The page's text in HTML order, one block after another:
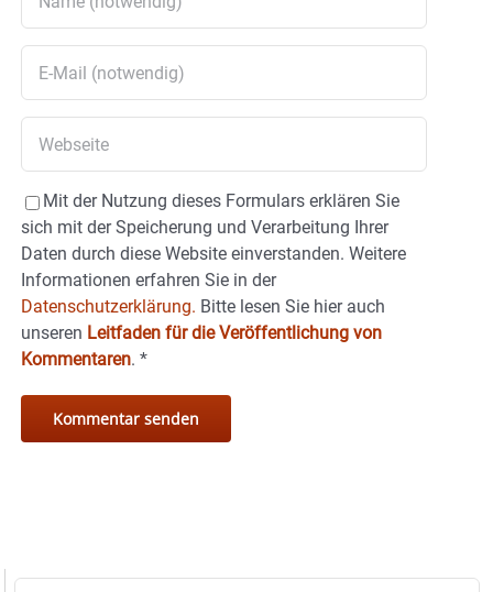
Mit der Nutzung dieses Formulars erklären Sie
sich mit der Speicherung und Verarbeitung Ihrer
Daten durch diese Website einverstanden. Weitere
Informationen erfahren Sie in der
Datenschutzerklärung. Bitte lesen Sie hier auch
unseren Leitfaden für die Veröffentlichung von
Kommentaren. *